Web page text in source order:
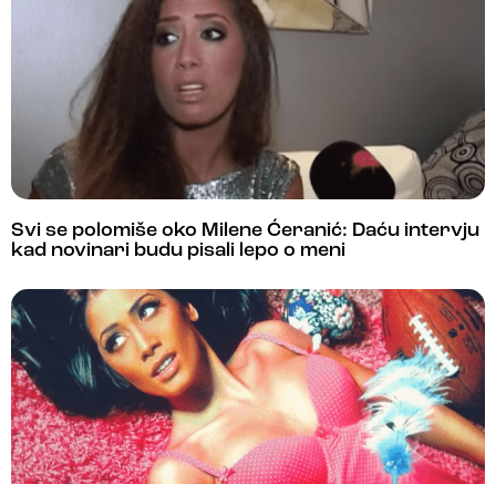
Svi se polomiše oko Milene Ćeranić: Daću intervju
kad novinari budu pisali lepo o meni